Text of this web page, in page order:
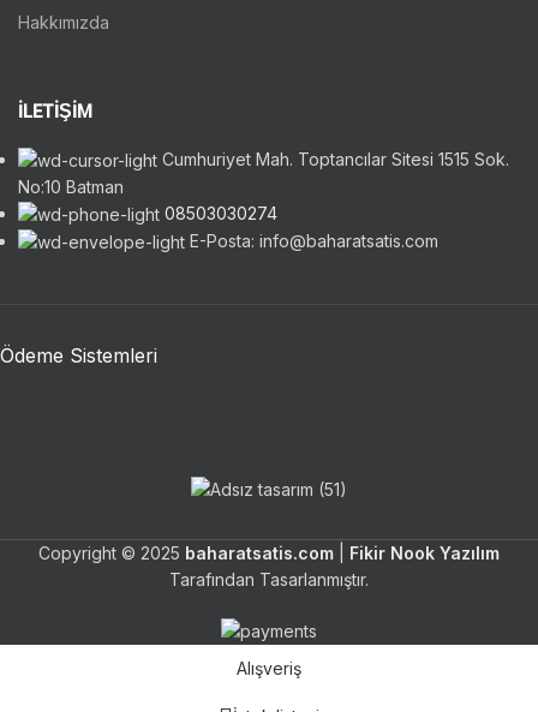
Hakkımızda
İLETİŞİM
Cumhuriyet Mah. Toptancılar Sitesi 1515 Sok.
No:10 Batman
08503030274
E-Posta: info@baharatsatis.com
Ödeme Sistemleri
Copyright © 2025 baharatsatis.com
Fikir Nook Yazılım
Tarafından Tasarlanmıştır.
Alışveriş